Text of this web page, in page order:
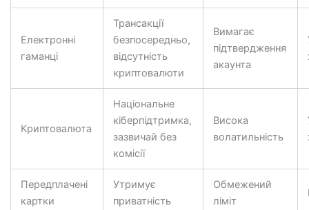
Електронні
гаманці
Трансакції
безпосередньо,
відсутність
криптовалюти
Вимагає
підтвердження
акаунта
Криптовалюта
Національне
кіберпідтримка,
зазвичай без
комісії
Висока
волатильність
Передплачені
картки
Утримує
приватність
Обмежений
ліміт